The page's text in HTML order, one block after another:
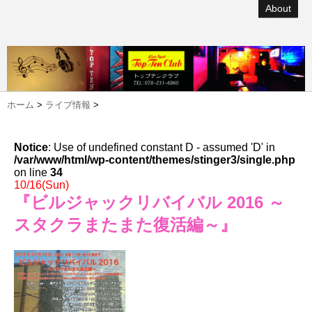
About
ホーム > ライブ情報 >
Notice: Use of undefined constant D - assumed 'D' in
/var/www/html/wp-content/themes/stinger3/single.php
on line 34
10/16(Sun)
『ビルジャックリバイバル 2016 ～
スタクラまたまた復活編～』